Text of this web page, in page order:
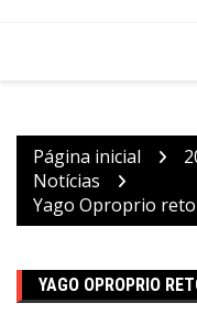
Página inicial
Notícias
Yago Oproprio
YAGO OPROPRIO